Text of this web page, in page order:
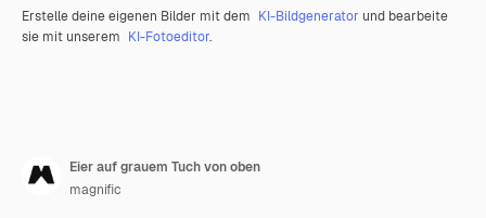
Erstelle deine eigenen Bilder mit dem KI-Bildgenerator und bearbeite
sie mit unserem KI-Fotoeditor.
Eier auf grauem Tuch von oben
magnific